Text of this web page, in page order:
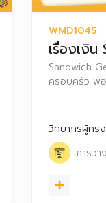
WMD1045
เรื่องเงิ
Sandwich
ครอบครัว พ่
ที่ดีให้ตัวเองแ
วิทยากรผู้ท
การวา